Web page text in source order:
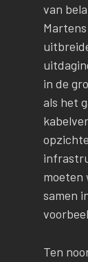
van
in de
als het
moeten
samen
Ten